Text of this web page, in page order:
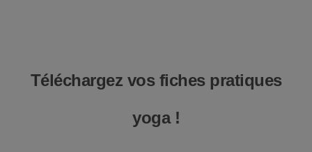
Téléchargez vos fiches pratiques
yoga !